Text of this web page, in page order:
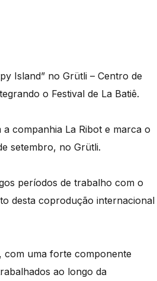
Island” no Grütli – Centro de
o Festival de La Batiê.
companhia La Ribot e marca o
setembro, no Grütli.
períodos de trabalho com o
desta coprodução internacional
com uma forte componente
ao longo da